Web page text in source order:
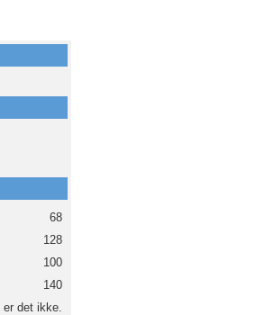
68
128
100
140
er det ikke.